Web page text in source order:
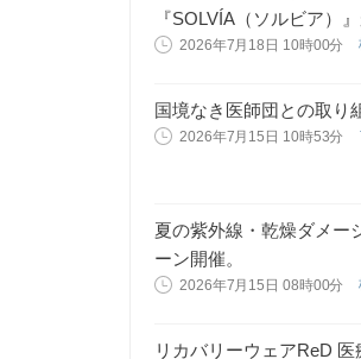
『SOLVÍA（ソルビア）
2026年7月18日 10時00分
国境なき医師団との取り
2026年7月15日 10時53分
夏の紫外線・乾燥ダメー
ーン開催。
2026年7月15日 08時00分
リカバリーウェアReD